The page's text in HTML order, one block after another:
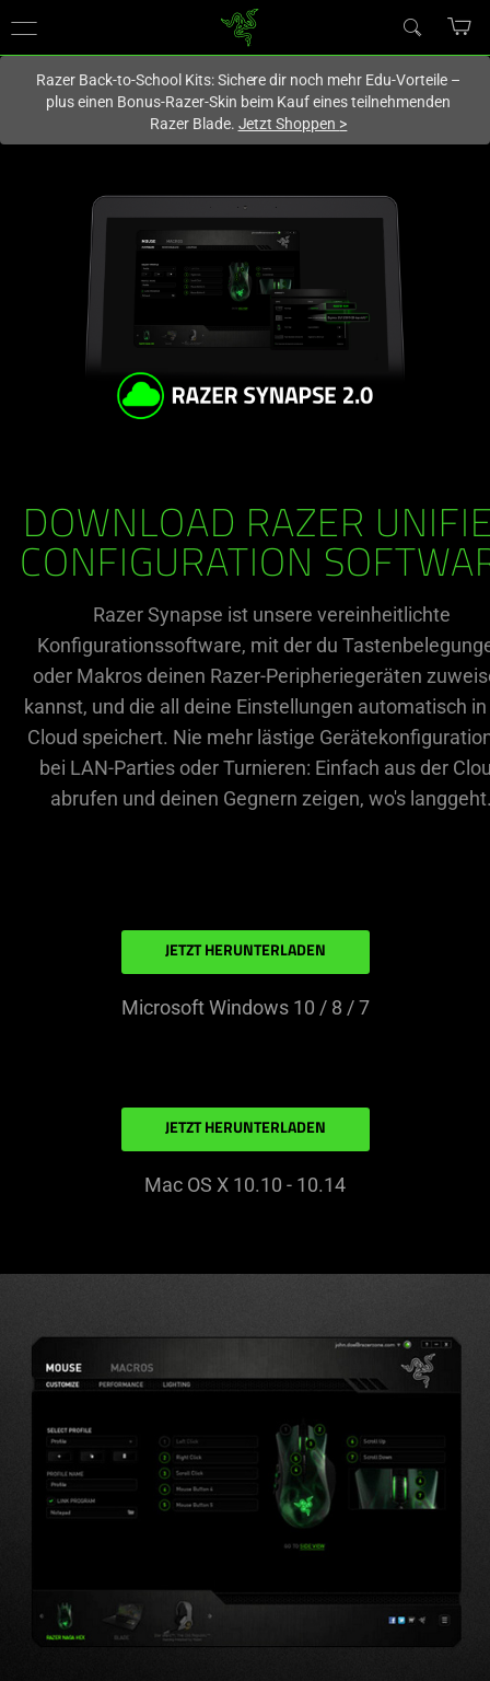
Du befindest dich aktuell auf der Website von
Razer Back-to-School Kits: Sichere dir noch mehr Edu-Vorteile –
plus einen Bonus-Razer-Skin beim Kauf eines teilnehmenden
Razer Blade. Jetzt Shoppen >
DOWNLOAD RAZER
CONFIGURATION
Razer Synapse ist unsere vereinheitlichte
Konfigurationssoftware, mit der du
oder Makros deinen Razer-Peripheriegeräten
kannst, und die all deine Einstellungen automatisch in
Cloud speichert. Nie mehr lästige
bei LAN-Parties oder Turnieren: Einfach aus der
abrufen und deinen Gegnern zeigen, wo's
Microsoft Windows 10 / 8 / 7
JETZT HERUNTERLADEN
Mac OS X 10.10 - 10.14
JETZT HERUNTERLADEN